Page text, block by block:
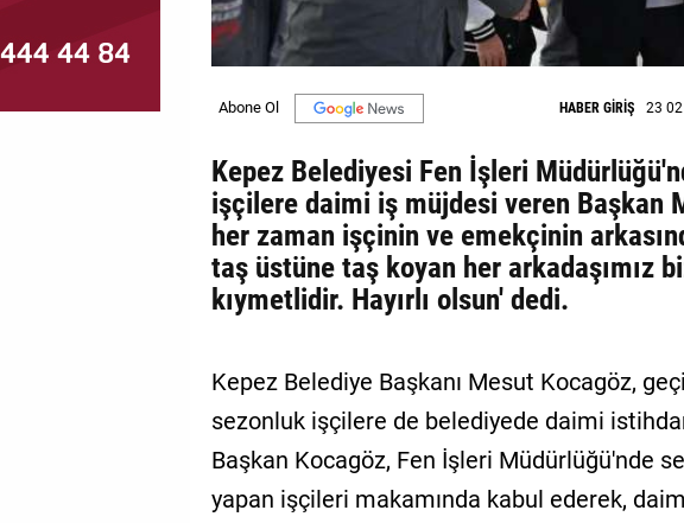
Künye
İletişim
HABER GİRİŞ 23
Kepez Belediyesi Fen İşleri
işçilere daimi iş müjdesi veren Başkan
her zaman işçinin ve emekçinin
taş üstüne taş koyan her arkadaşımız
kıymetlidir. Hayırlı olsun' dedi.
Kepez Belediye Başkanı Mesut Kocagöz,
sezonluk işçilere de belediyede daimi
Başkan Kocagöz, Fen İşleri Müdürlüğü'nde
yapan işçileri makamında kabul ederek,